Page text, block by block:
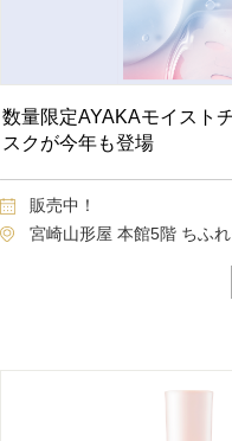
数量限定AYAKAモイスト
スクが今年も登場
販売中！
宮崎山形屋 本館5階 ちふ